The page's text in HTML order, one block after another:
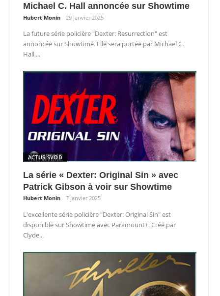
Michael C. Hall annoncée sur Showtime
Hubert Monin 29 janvier 2025
La future série policière "Dexter: Resurrection" est
annoncée sur Showtime. Elle sera portée par Michael C.
Hall,...
ACTUS SVOD
La série « Dexter: Original Sin » avec
Patrick Gibson à voir sur Showtime
Hubert Monin 7 janvier 2025
L'excellente série policière "Dexter: Original Sin" est
disponible sur Showtime avec Paramount+. Crée par
Clyde...